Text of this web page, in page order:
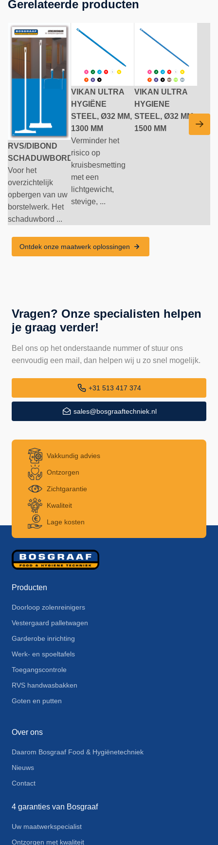
Gerelateerde producten
RVS/DIBOND
SCHADUWBORD
Voor het
overzichtelijk
opbergen van uw
borstelwerk. Het
schaduwbord ...
VIKAN ULTRA
HYGIËNE
STEEL, Ø32 MM,
1300 MM
Verminder het
risico op
kruisbesmetting
met een
lichtgewicht,
stevige, ...
VIKAN ULTRA
HYGIENE
STEEL, Ø32 MM,
1500 MM
Ontdek onze maatwerk oplossingen
Vragen? Onze specialisten helpen
je graag verder!
Bel ons op het onderstaande nummer of stuur ons
eenvoudig een mail, dan helpen wij u zo snel mogelijk.
+31 513 417 374
sales@bosgraaftechniek.nl
Vakkundig advies
Ontzorgen
Zichtgarantie
Kwaliteit
Lage kosten
Producten
Doorloop zolenreinigers
Vestergaard palletwagen
Garderobe inrichting
Werk- en spoeltafels
Toegangscontrole
RVS handwasbakken
Goten en putten
Over ons
Daarom Bosgraaf Food & Hygiënetechniek
Nieuws
Contact
4 garanties van Bosgraaf
Uw maatwerkspecialist
Ontzorgen met kwaliteit